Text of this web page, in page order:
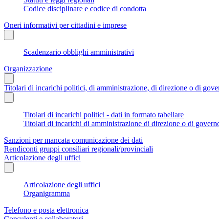
Codice disciplinare e codice di condotta
Oneri informativi per cittadini e imprese
Scadenzario obblighi amministrativi
Organizzazione
Titolari di incarichi politici, di amministrazione, di direzione o di
Titolari di incarichi politici - dati in formato tabellare
Titolari di incarichi di amministrazione di direzione o di
Sanzioni per mancata comunicazione dei dati
Rendiconti gruppi consiliari regionali/provinciali
Articolazione degli uffici
Articolazione degli uffici
Organigramma
Telefono e posta elettronica